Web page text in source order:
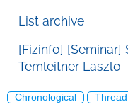
List archive
[Fizinfo] [Seminar]
Temleitner Laszlo
Chronological Thread